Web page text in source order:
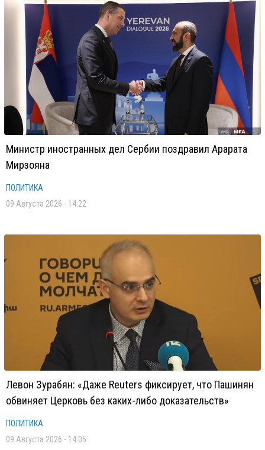
Министр иностранных дел Сербии поздравил Арарата
Мирзояна
ПОЛИТИКА
09 Августа 2026 - 14:22
Левон Зурабян: «Даже Reuters фиксирует, что Пашинян
обвиняет Церковь без каких-либо доказательств»
ПОЛИТИКА
09 Августа 2026 - 14:05